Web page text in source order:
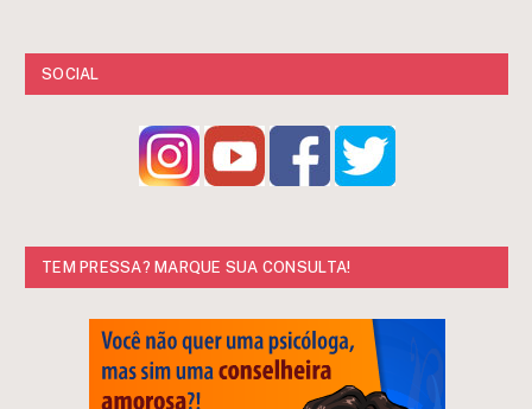
SOCIAL
TEM PRESSA? MARQUE SUA CONSULTA!